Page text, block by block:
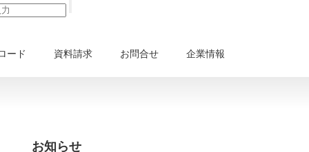
ード 資料請求 お問合せ 企業情報
お知らせ